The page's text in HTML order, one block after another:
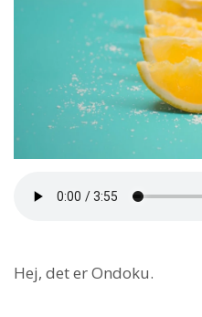
Hej, det er Ondoku.